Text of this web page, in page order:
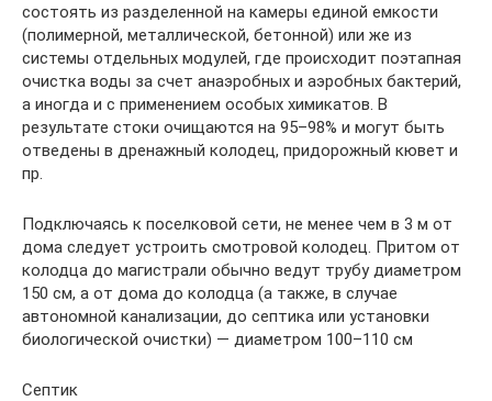
состоять из разделенной на камеры единой емкости
(полимерной, металлической, бетонной) или же из
системы отдельных модулей, где происходит поэтапная
очистка воды за счет анаэробных и аэробных бактерий,
а иногда и с применением особых химикатов. В
результате стоки очищаются на 95–98% и могут быть
отведены в дренажный колодец, придорожный кювет и
пр.
Подключаясь к поселковой сети, не менее чем в 3 м от
дома следует устроить смотровой колодец. Притом от
колодца до магистрали обычно ведут трубу диаметром
150 см, а от дома до колодца (а также, в случае
автономной канализации, до септика или установки
биологической очистки) — диаметром 100–110 см
Септик